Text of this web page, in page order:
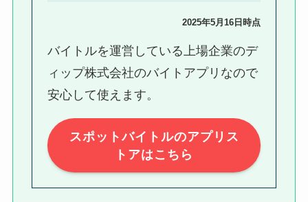
2025年5月16日時点
バイトルを運営している上場企業のデ
ィップ株式会社のバイトアプリなので
安心して使えます。
スポットバイトルのアプリス
トアはこちら